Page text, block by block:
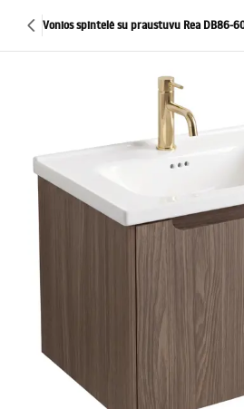
Vonios spintelė su praustuvu Rea DB86-